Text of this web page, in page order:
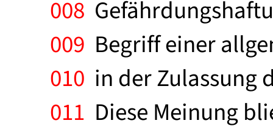
008
009 Begriff einer
010 in der Zulassung
011 Diese Meinung